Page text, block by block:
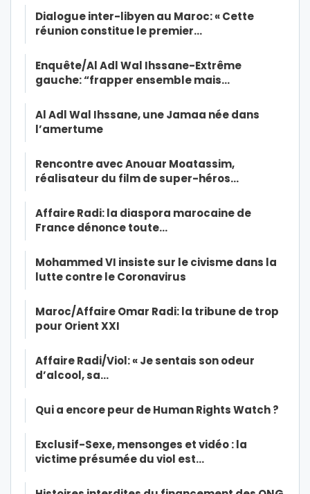
Dialogue inter-libyen au Maroc: « Cette
réunion constitue le premier…
Enquête/Al Adl Wal Ihssane-Extrême
gauche: “frapper ensemble mais…
Al Adl Wal Ihssane, une Jamaa née dans
l’amertume
Rencontre avec Anouar Moatassim,
réalisateur du film de super-héros…
Affaire Radi: la diaspora marocaine de
France dénonce toute…
Mohammed VI insiste sur le civisme dans la
lutte contre le Coronavirus
Maroc/Affaire Omar Radi: la tribune de trop
pour Orient XXI
Affaire Radi/Viol: « Je sentais son odeur
d’alcool, sa…
Qui a encore peur de Human Rights Watch ?
Exclusif-Sexe, mensonges et vidéo : la
victime présumée du viol est…